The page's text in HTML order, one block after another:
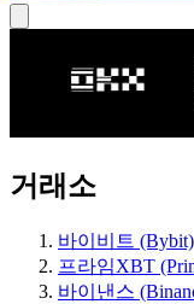
거래소
바이비트 (Bybit)
프라임XBT
바이낸스